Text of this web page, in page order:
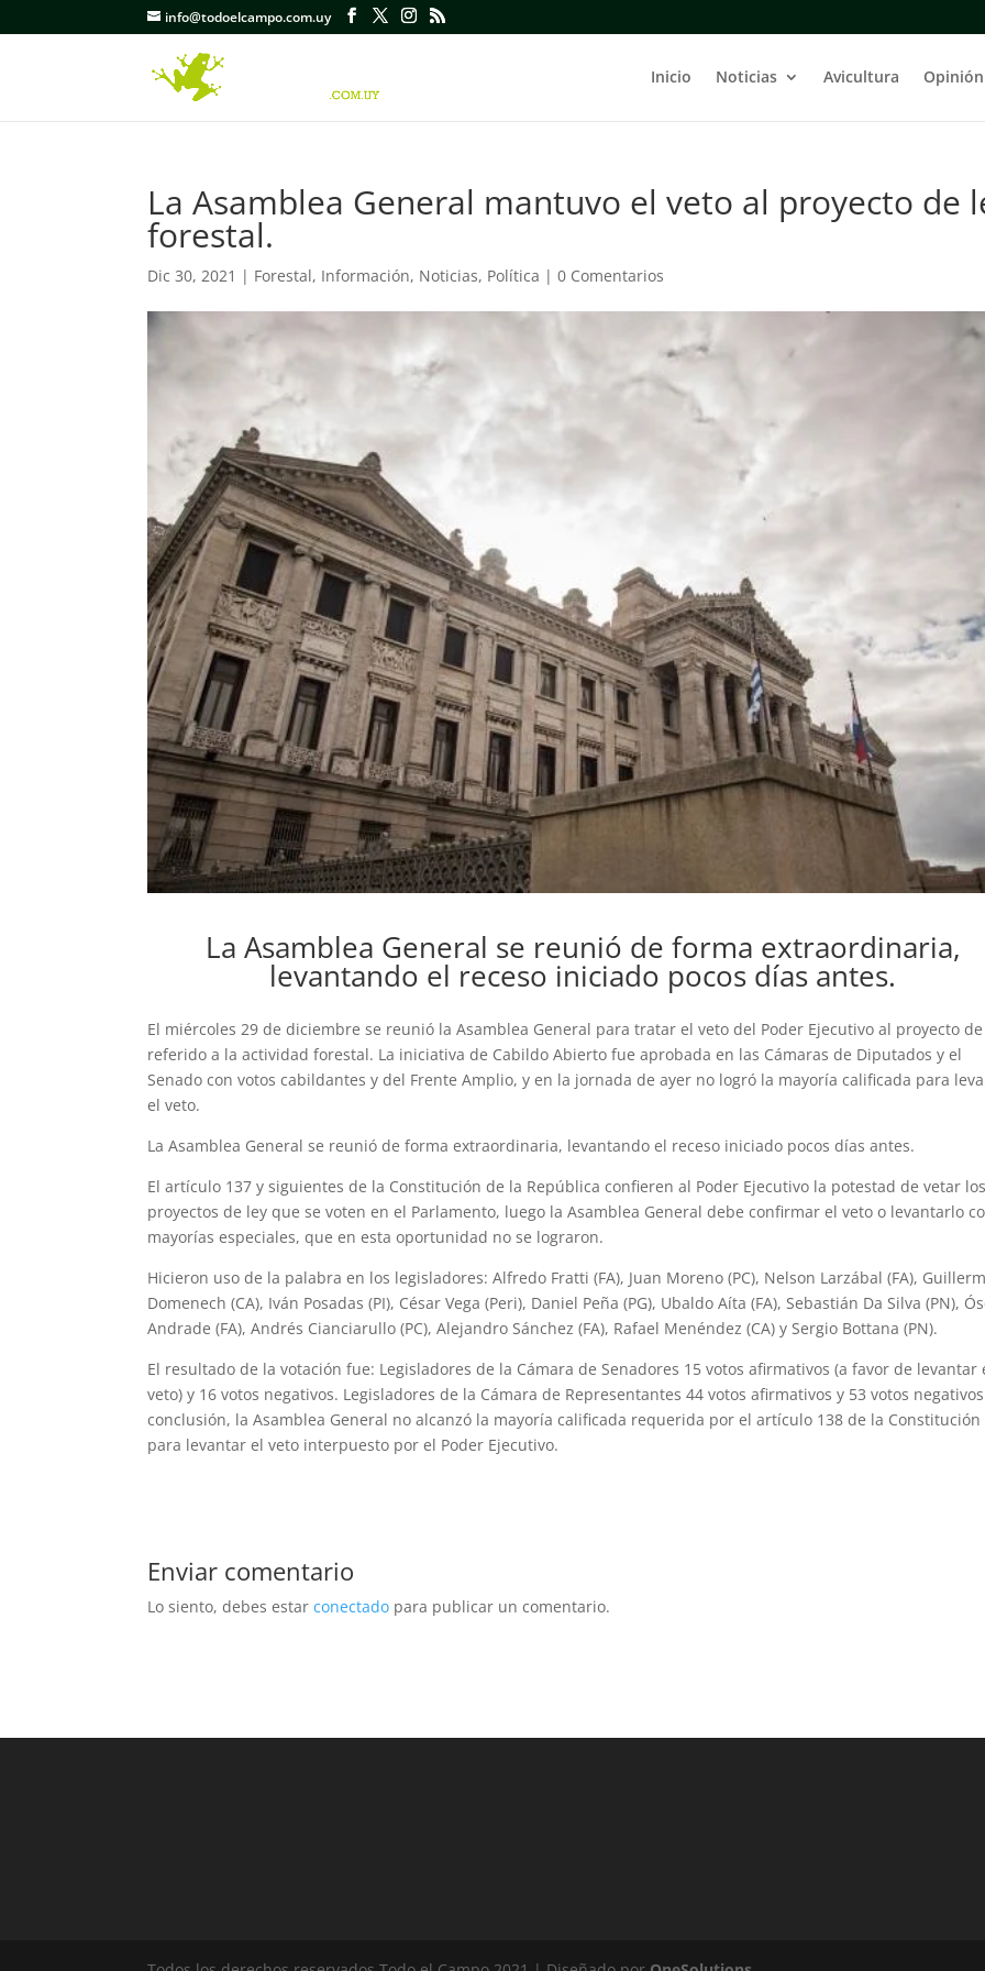
info@todoelcampo.com.uy
Inicio Noticias Avicultura Opinión
La Asamblea General mantuvo el veto al proyecto de
forestal.
Dic 30, 2021 | Forestal, Información, Noticias, Política |0 Comentarios
La Asamblea General se reunió de forma extraordinaria,
levantando el receso iniciado pocos días antes.
El miércoles 29 de diciembre se reunió la Asamblea General para tratar el veto del Poder Ejecutivo al proyecto
referido a la actividad forestal. La iniciativa de Cabildo Abierto fue aprobada en las Cámaras de Diputados y el
Senado con votos cabildantes y del Frente Amplio, y en la jornada de ayer no logró la mayoría calificada para
el veto.
La Asamblea General se reunió de forma extraordinaria, levantando el receso iniciado pocos días antes.
El artículo 137 y siguientes de la Constitución de la República confieren al Poder Ejecutivo la potestad de vetar los
proyectos de ley que se voten en el Parlamento, luego la Asamblea General debe confirmar el veto o levantarlo
mayorías especiales, que en esta oportunidad no se lograron.
Hicieron uso de la palabra en los legisladores: Alfredo Fratti (FA), Juan Moreno (PC), Nelson Larzábal (FA),
Domenech (CA), Iván Posadas (PI), César Vega (Peri), Daniel Peña (PG), Ubaldo Aíta (FA), Sebastián Da Silva (PN),
Andrade (FA), Andrés Cianciarullo (PC), Alejandro Sánchez (FA), Rafael Menéndez (CA) y Sergio Bottana (PN).
El resultado de la votación fue: Legisladores de la Cámara de Senadores 15 votos afirmativos (a favor de levantar
veto) y 16 votos negativos. Legisladores de la Cámara de Representantes 44 votos afirmativos y 53 votos
conclusión, la Asamblea General no alcanzó la mayoría calificada requerida por el artículo 138 de la Constitución
para levantar el veto interpuesto por el Poder Ejecutivo.
Enviar comentario
Lo siento, debes estarconectado para publicar un comentario.